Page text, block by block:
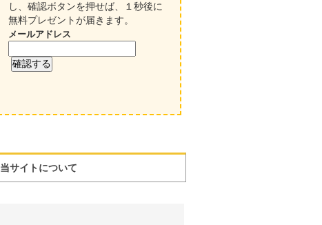
し、確認ボタンを押せば、１秒後に
無料プレゼントが届きます。
メールアドレス
当サイトについて